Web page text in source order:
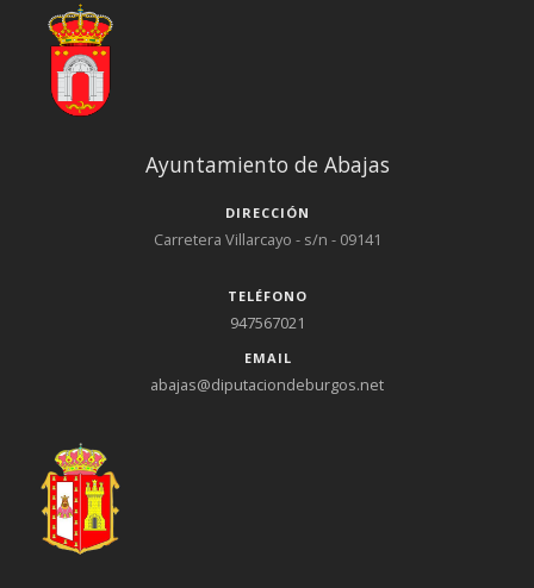
Ayuntamiento de Abajas
DIRECCIÓN
Carretera Villarcayo - s/n - 09141
TELÉFONO
947567021
EMAIL
abajas@diputaciondeburgos.net